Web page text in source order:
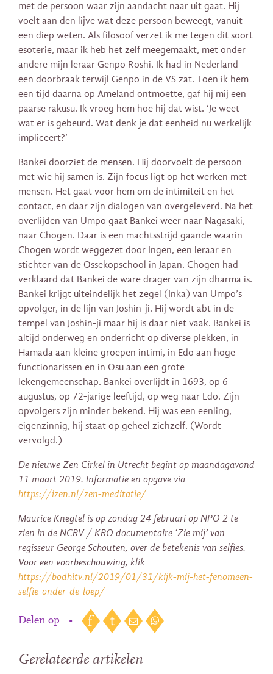
met de persoon waar zijn aandacht naar uit gaat. Hij
voelt aan den lijve wat deze persoon beweegt, vanuit
een diep weten. Als filosoof verzet ik me tegen dit soort
esoterie, maar ik heb het zelf meegemaakt, met onder
andere mijn leraar Genpo Roshi. Ik had in Nederland
een doorbraak terwijl Genpo in de VS zat. Toen ik hem
een tijd daarna op Ameland ontmoette, gaf hij mij een
paarse rakusu. Ik vroeg hem hoe hij dat wist. ‘Je weet
wat er is gebeurd. Wat denk je dat eenheid nu werkelijk
impliceert?’
Bankei doorziet de mensen. Hij doorvoelt de persoon
met wie hij samen is. Zijn focus ligt op het werken met
mensen. Het gaat voor hem om de intimiteit en het
contact, en daar zijn dialogen van overgeleverd. Na het
overlijden van Umpo gaat Bankei weer naar Nagasaki,
naar Chogen. Daar is een machtsstrijd gaande waarin
Chogen wordt weggezet door Ingen, een leraar en
stichter van de Ossekopschool in Japan. Chogen had
verklaard dat Bankei de ware drager van zijn dharma is.
Bankei krijgt uiteindelijk het zegel (Inka) van Umpo’s
opvolger, in de lijn van Joshin-ji. Hij wordt abt in de
tempel van Joshin-ji maar hij is daar niet vaak. Bankei is
altijd onderweg en onderricht op diverse plekken, in
Hamada aan kleine groepen intimi, in Edo aan hoge
functionarissen en in Osu aan een grote
lekengemeenschap. Bankei overlijdt in 1693, op 6
augustus, op 72-jarige leeftijd, op weg naar Edo. Zijn
opvolgers zijn minder bekend. Hij was een eenling,
eigenzinnig, hij staat op geheel zichzelf. (Wordt
vervolgd.)
De nieuwe Zen Cirkel in Utrecht begint op maandagavond
11 maart 2019. Informatie en opgave via
https://izen.nl/zen-meditatie/
Maurice Knegtel is op zondag 24 februari op NPO 2 te
zien in de NCRV / KRO documentaire ‘Zie mij’ van
regisseur George Schouten, over de betekenis van selfies.
Voor een voorbeschouwing, klik
https://bodhitv.nl/2019/01/31/kijk-mij-het-fenomeen-
selfie-onder-de-loep/
Delen op •
Gerelateerde artikelen